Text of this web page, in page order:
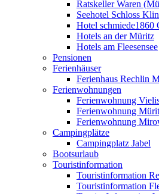
Ratskeller Waren
Seehotel Schloss
Hotel schmiede1860
Hotels an der Müritz
Hotels am Fleesensee
Pensionen
Ferienhäuser
Ferienhaus Rechlin
Ferienwohnungen
Ferienwohnung
Ferienwohnung
Ferienwohnung
Campingplätze
Campingplatz Jabel
Bootsurlaub
Touristinformation
Touristinformation
Touristinformation